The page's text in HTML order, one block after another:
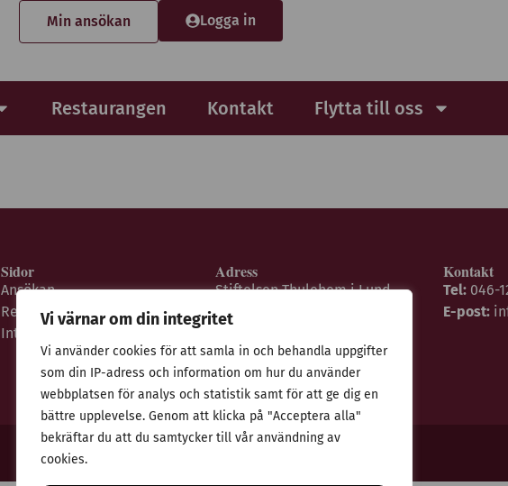
Vi värnar om din integritet
Vi använder cookies för att samla in och behandla uppgifter
som din IP-adress och information om hur du använder
webbplatsen för analys och statistik samt för att ge dig en
bättre upplevelse. Genom att klicka på "Acceptera alla"
bekräftar du att du samtycker till vår användning av
cookies.
Min ansökan Logga in
Restaurangen Kontakt Flytta till oss
Sidor
Ansökan
Restaurangen
Integritetspolicy
Adress
Stiftelsen Thulehem i Lund
Thulehemsvägen 40
Kontakt
Tel: 046-
E-post:
© Stiftelsen Thulehem 2025